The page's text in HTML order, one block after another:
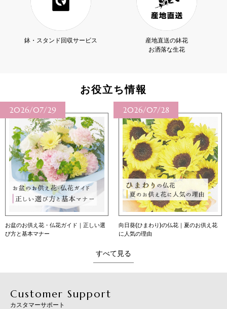
鉢・スタンド回収サービス
産地直送の鉢花
お洒落な生花
お役立ち情報
2026/07/29
お盆のお供え花・仏花ガイド｜正しい選
び方と基本マナー
2026/07/28
向日葵(ひまわり)の仏花｜夏のお供え花
に人気の理由
すべて見る
Customer Support
カスタマーサポート